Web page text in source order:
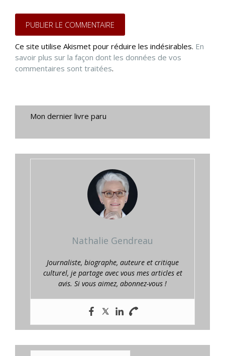
Ce site utilise Akismet pour réduire les indésirables. En
savoir plus sur la façon dont les données de vos
commentaires sont traitées.
Mon dernier livre paru
Nathalie Gendreau
Journaliste, biographe, auteure et critique
culturel, je partage avec vous mes articles et
avis. Si vous aimez, abonnez-vous !